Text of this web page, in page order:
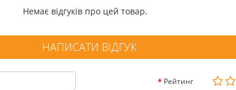
Немає відгуків про цей товар.
НАПИСАТИ ВІДГУК
Рейтинг